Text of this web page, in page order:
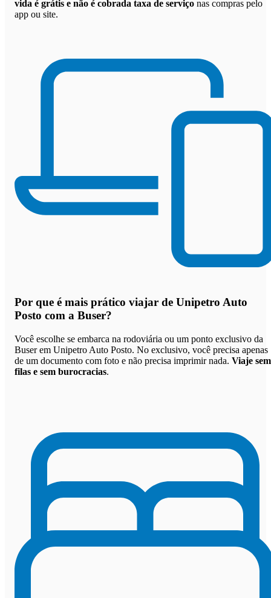
vida é grátis e não é cobrada taxa de serviço nas compras pelo
app ou site.
Por que é mais prático viajar de Unipetro Auto
Posto com a Buser?
Você escolhe se embarca na rodoviária ou um ponto exclusivo da
Buser em Unipetro Auto Posto. No exclusivo, você precisa apenas
de um documento com foto e não precisa imprimir nada. Viaje sem
filas e sem burocracias.